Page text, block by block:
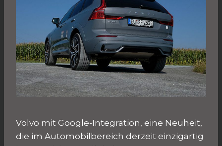
Volvo mit Google-Integration, eine Neuheit,
die im Automobilbereich derzeit einzigartig